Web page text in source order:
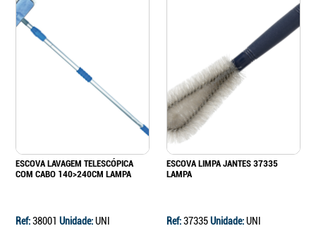
ESCOVA LAVAGEM TELESCÓPICA
COM CABO 140>240CM LAMPA
Ref:38001 Unidade:UNI
ESCOVA LIMPA JANTES 37335
LAMPA
Ref:37335Unidade:UNI